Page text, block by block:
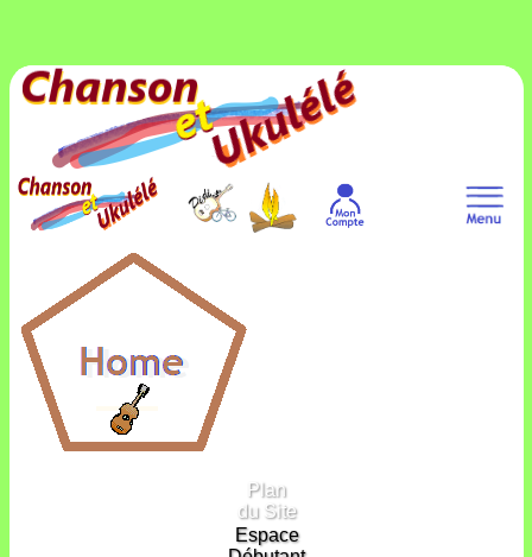
Plan
du Site
Espace